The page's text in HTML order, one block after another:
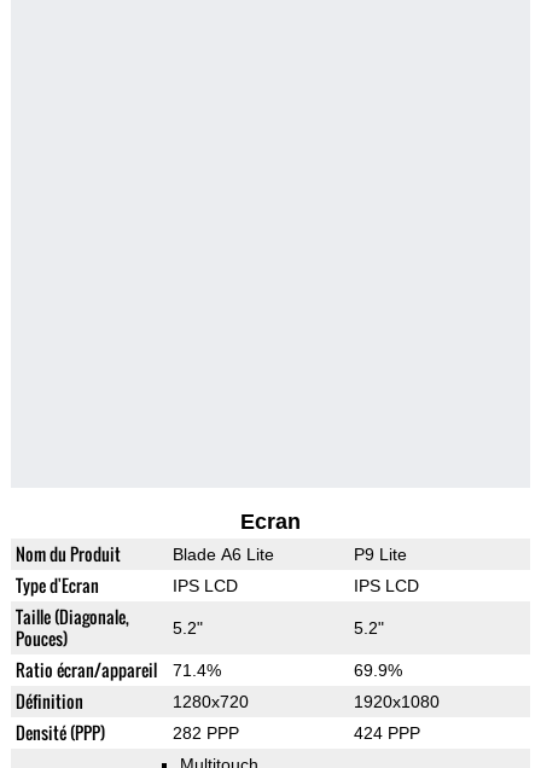
Ecran
Nom du Produit Blade A6 Lite P9 Lite
Type d'Ecran IPS LCD IPS LCD
Taille (Diagonale,
Pouces)
5.2" 5.2"
Ratio écran/appareil 71.4% 69.9%
Définition 1280x720 1920x1080
Densité (PPP) 282 PPP
424 PPP